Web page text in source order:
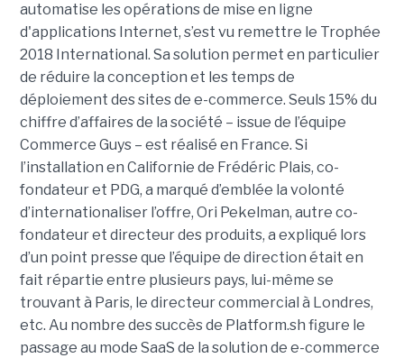
automatise les opérations de mise en ligne
d'applications Internet, s’est vu remettre le Trophée
2018 International. Sa solution permet en particulier
de réduire la conception et les temps de
déploiement des sites de e-commerce. Seuls 15% du
chiffre d’affaires de la société – issue de l’équipe
Commerce Guys – est réalisé en France. Si
l’installation en Californie de Frédéric Plais, co-
fondateur et PDG, a marqué d’emblée la volonté
d’internationaliser l’offre, Ori Pekelman, autre co-
fondateur et directeur des produits, a expliqué lors
d’un point presse que l’équipe de direction était en
fait répartie entre plusieurs pays, lui-même se
trouvant à Paris, le directeur commercial à Londres,
etc. Au nombre des succès de Platform.sh figure le
passage au mode SaaS de la solution de e-commerce